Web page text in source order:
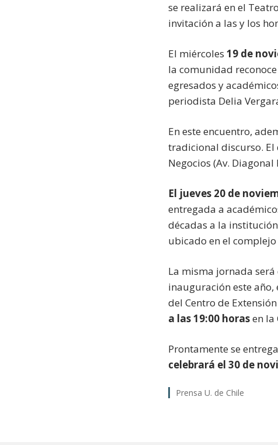
se realizará en el
invitación a las y los
El miércoles 19 de
la comunidad
egresados y
periodista Delia
En este encuentro,
tradicional discurso. El
Negocios (Av.
El jueves 20 de
entregada a
décadas a la
ubicado en el
La misma jornada
inauguración este año,
del Centro de
a las 19:00 horasen la
Prontamente se
celebrará el 30 de
Prensa U. de Chile